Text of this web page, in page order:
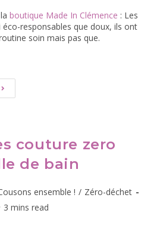
boutique Made In Clémence : Les
éco-responsables que doux, ils ont
soin mais pas que.
couture zero
de bain
ensemble ! / Zéro-déchet
3 mins read